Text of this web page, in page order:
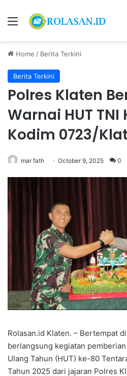
Menu
Home / Berita Terkini
Berita Terkini
Polres Klaten
Warnai HUT TNI
Kodim 0723/
mar fath October 9, 2025 0
Rolasan.id Klaten. – Bertempat
berlangsung kegiatan
Ulang Tahun (HUT) ke-80
Tahun 2025 dari jajaran Polres